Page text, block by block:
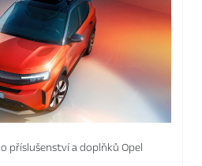
příslušenství a doplňků Opel